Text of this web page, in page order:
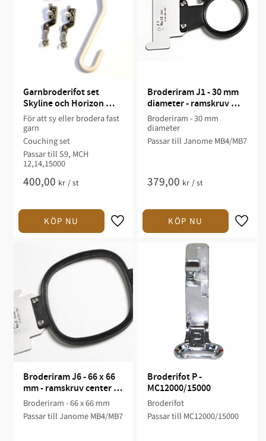
Garnbroderifot set
Skyline och Horizon
12000,14000,15000
För att sy eller brodera fast
garn
Couching set
Passar till S9, MCH
12,14,15000
400,00 kr /st
Broderiram J1 - 30 mm
diameter - ramskruv
höger - MB4/MB7
Broderiram - 30 mm
diameter
Passar till Janome MB4/MB7
379,00 kr /st
Broderiram J6 - 66 x 66
mm - ramskruv center -
MB4/MB7
Broderiram - 66 x 66 mm
Passar till Janome MB4/MB7
Broderifot P -
MC12000/15000
Broderifot
Passar till MC12000/15000